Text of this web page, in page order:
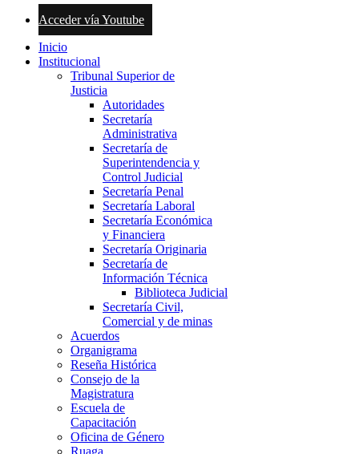
Acceder vía Youtube
Inicio
Institucional
Tribunal Superior de
Justicia
Autoridades
Secretaría
Administrativa
Secretaría de
Superintendencia y
Control Judicial
Secretaría Penal
Secretaría Laboral
Secretaría Económica
y Financiera
Secretaría Originaria
Secretaría de
Información Técnica
Biblioteca Judicial
Secretaría Civil,
Comercial y de minas
Acuerdos
Organigrama
Reseña Histórica
Consejo de la
Magistratura
Escuela de
Capacitación
Oficina de Género
Ruaga